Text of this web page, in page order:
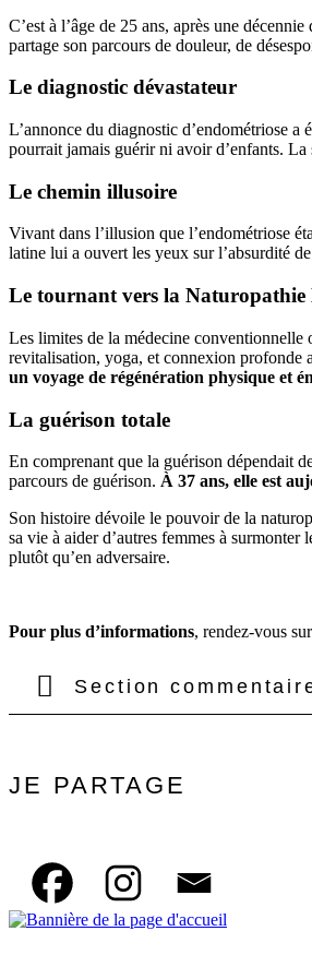
C’est à l’âge de 25 ans, après une
partage son parcours de douleur, de
Le diagnostic dévastateur
L’annonce du diagnostic d’endométriose
pourrait jamais guérir ni avoir d’enfants.
Le chemin illusoire
Vivant dans l’illusion que l’endométriose
latine lui a ouvert les yeux sur l’absurdité
Le tournant vers la Naturopathie
Les limites de la médecine
revitalisation, yoga, et connexion profonde
un voyage de régénération physique et
La guérison totale
En comprenant que la guérison dépendait
parcours de guérison. À 37 ans, elle est
Son histoire dévoile le pouvoir de la
sa vie à aider d’autres femmes à
plutôt qu’en adversaire.
Pour plus d’informations, rendez-vous
Section
JE PARTAGE